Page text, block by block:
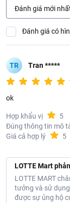
Với sữa tươi không
Bánh panna
Súp khoai tây
Đánh giá mới
Đánh giá có
TR Tran *****
ok
Hợp khẩu vị
5
Đúng thông tin mô
Giá cả hợp lý
5
LOTTE Mart
LOTTE MART
tưởng và sử dụng
được sự ủng hộ